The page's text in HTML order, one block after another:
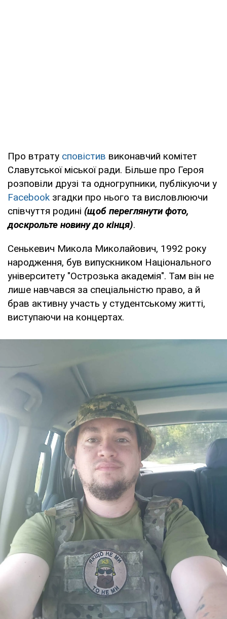
Про втрату сповістив виконавчий комітет
Славутської міської ради. Більше про Героя
розповіли друзі та одногрупники, публікуючи у
Facebook згадки про нього та висловлюючи
співчуття родині (щоб переглянути фото,
доскрольте новину до кінця).
Сенькевич Микола Миколайович, 1992 року
народження, був випускником Національного
університету "Острозька академія". Там він не
лише навчався за спеціальністю право, а й
брав активну участь у студентському житті,
виступаючи на концертах.